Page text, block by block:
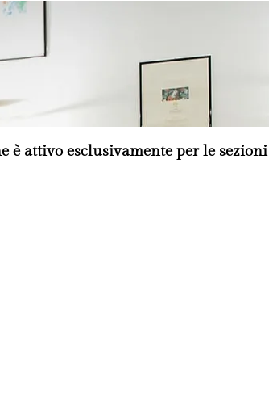
attivo esclusivamente per le sezioni